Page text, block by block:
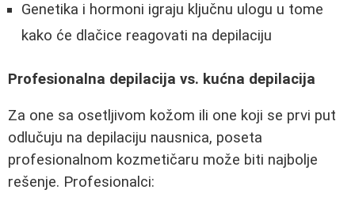
Genetika i hormoni igraju ključnu ulogu u tome
kako će dlačice reagovati na depilaciju
Profesionalna depilacija vs. kućna depilacija
Za one sa osetljivom kožom ili one koji se prvi put
odlučuju na depilaciju nausnica, poseta
profesionalnom kozmetičaru može biti najbolje
rešenje. Profesionalci: